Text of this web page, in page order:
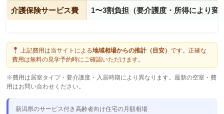
介護保険サービス費 1〜3割負担（要介護度・所得により変
上記費用は当サイトによる地域相場からの推計（目安） です。正確な
費用は無料の見学予約時にご確認いただけます。
※費用は居室タイプ・要介護度・入居時期により異なります。最新の空室・費
用はお問い合わせください。
新潟県のサービス付き高齢者向け住宅の月額相場